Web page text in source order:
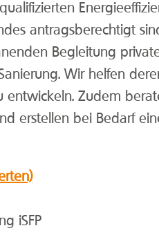
antragsberechtigt
Begleitung
Wir helfen
entwickeln. Zudem
erstellen bei Bedarf
iSFP